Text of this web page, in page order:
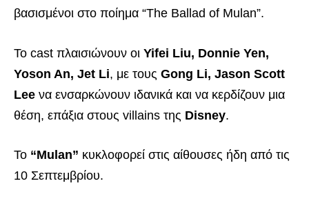
βασισμένοι στο ποίημα “The Ballad of Mulan”.
Το cast πλαισιώνουν οι Yifei Liu, Donnie Yen,
Yoson An, Jet Li, με τους Gong Li, Jason Scott
Lee να ενσαρκώνουν ιδανικά και να κερδίζουν μια
θέση, επάξια στους villains της Disney.
Το “Mulan” κυκλοφορεί στις αίθουσες ήδη από τις
10 Σεπτεμβρίου.